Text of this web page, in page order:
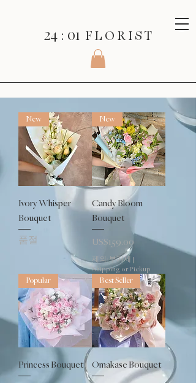
24 : 01 F L O R I S T
New
Ivory Whisper
Bouquet
품절
New
Candy Bloom
Bouquet
가격
US$159.00
제외: 부가세 |
Shipping or Pickup
Popular
Princess Bouquet
Best Seller
Omakase Bouquet